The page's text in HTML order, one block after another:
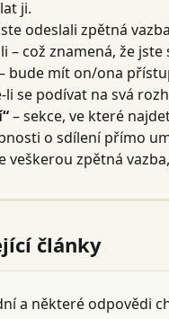
ji.
odeslali zpětná
– což znamená, že
bude mít on/ona
li se podívat na svá
– sekce, ve které
o sdílení přímo
veškerou zpětná
články
a některé odpovědi